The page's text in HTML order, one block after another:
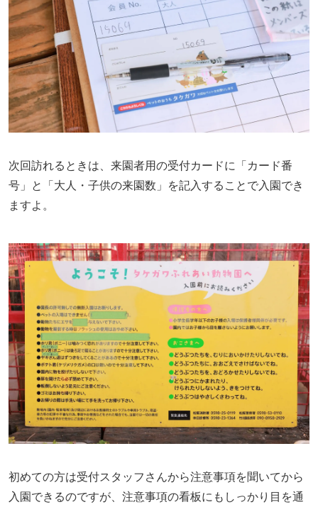
次回訪れるときは、来園者用の受付カードに「カード番
号」と「大人・子供の来園数」を記入することで入園でき
ますよ。
初めての方は受付スタッフさんから注意事項を聞いてから
入園できるのですが、注意事項の看板にもしっかり目を通